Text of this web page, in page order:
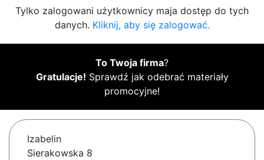
Tylko zalogowani użytkownicy maja dostęp do tych
danych. Kliknij, aby się zalogować.
To Twoja firma?
Gratulacje! Sprawdź jak odebrać materiały
promocyjne!
Izabelin
Sierakowska 8